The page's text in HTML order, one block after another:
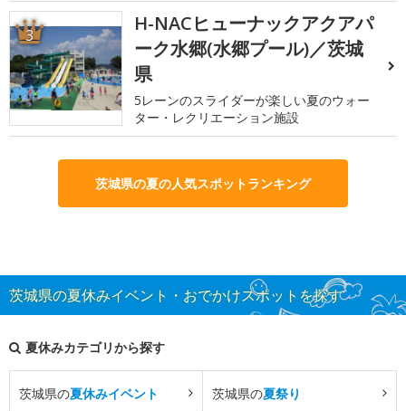
3
H-NACヒューナックアクアパ
ーク水郷(水郷プール)／茨城
県
5レーンのスライダーが楽しい夏のウォー
ター・レクリエーション施設
茨城県の夏の人気スポットランキング
茨城県の夏休みイベント・おでかけスポットを探す
夏休みカテゴリから探す
茨城県の夏休みイベント 茨城県の夏祭り